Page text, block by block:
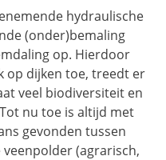
hydraulische
(onder)bemaling
op. Hierdoor
op dijken toe, treedt er
veel biodiversiteit en
nu toe is altijd met
gevonden tussen
(agrarisch,